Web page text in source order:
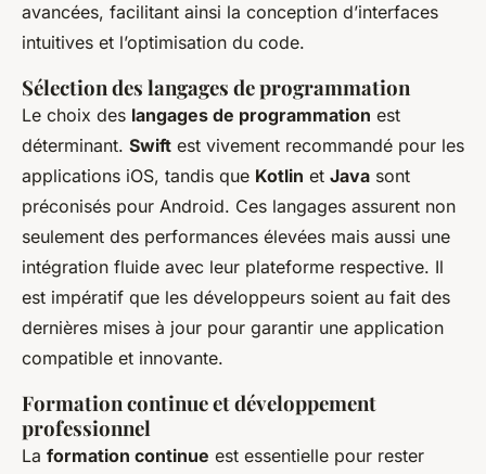
avancées, facilitant ainsi la conception d’interfaces
intuitives et l’optimisation du code.
Sélection des langages de programmation
Le choix des langages de programmation est
déterminant. Swift est vivement recommandé pour les
applications iOS, tandis que Kotlin et Java sont
préconisés pour Android. Ces langages assurent non
seulement des performances élevées mais aussi une
intégration fluide avec leur plateforme respective. Il
est impératif que les développeurs soient au fait des
dernières mises à jour pour garantir une application
compatible et innovante.
Formation continue et développement
professionnel
La formation continue est essentielle pour rester